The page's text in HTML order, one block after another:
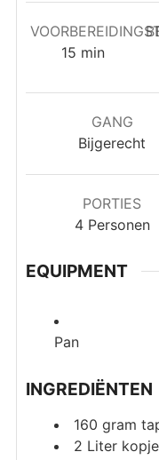
15 minuten
min
GANG
Bijgerecht
PORTIES
4 Personen
EQUIPMENT
Pan
INGREDIËNTEN
160 gram
2 Liter